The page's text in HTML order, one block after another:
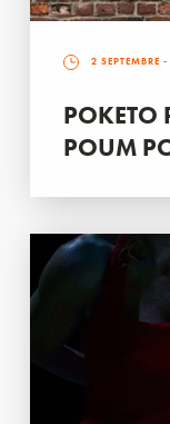
2 SEPTEMBRE -
POKETO
POUM